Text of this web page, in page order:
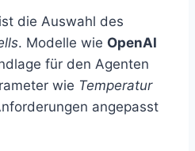
die Auswahl des
. Modelle wie OpenAI
für den Agenten
wie Temperatur
angepasst